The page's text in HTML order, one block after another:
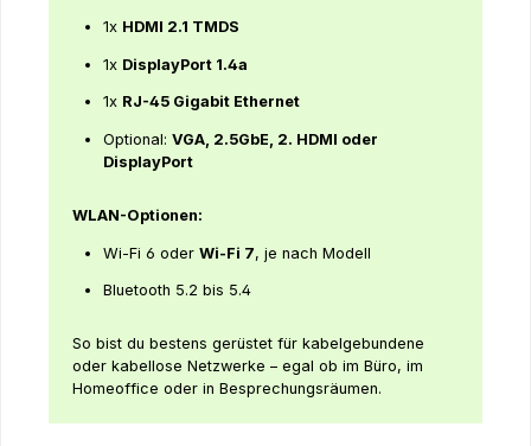
1x HDMI 2.1 TMDS
1x DisplayPort 1.4a
1x RJ-45 Gigabit Ethernet
Optional: VGA, 2.5GbE, 2. HDMI oder
DisplayPort
WLAN-Optionen:
Wi-Fi 6 oder Wi-Fi 7, je nach Modell
Bluetooth 5.2 bis 5.4
So bist du bestens gerüstet für kabelgebundene
oder kabellose Netzwerke – egal ob im Büro, im
Homeoffice oder in Besprechungsräumen.